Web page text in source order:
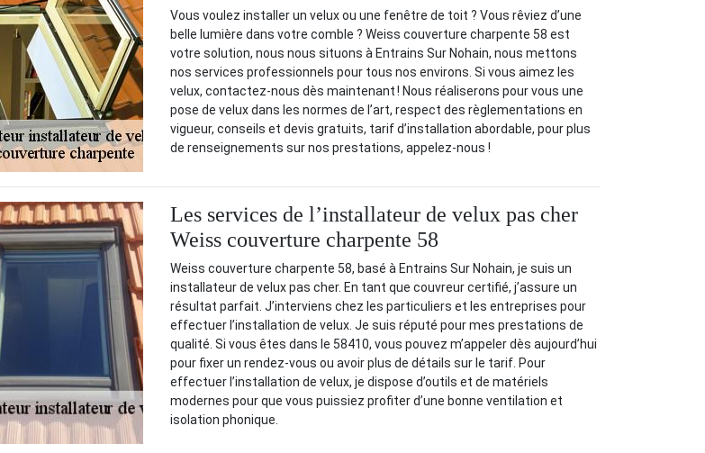
Vous voulez installer un velux ou une fenêtre de toit ? Vous rêviez d’une
belle lumière dans votre comble ? Weiss couverture charpente 58 est
votre solution, nous nous situons à Entrains Sur Nohain, nous mettons
nos services professionnels pour tous nos environs. Si vous aimez les
velux, contactez-nous dès maintenant ! Nous réaliserons pour vous une
pose de velux dans les normes de l’art, respect des règlementations en
vigueur, conseils et devis gratuits, tarif d’installation abordable, pour plus
de renseignements sur nos prestations, appelez-nous !
Les services de l’installateur de velux pas cher
Weiss couverture charpente 58
Weiss couverture charpente 58, basé à Entrains Sur Nohain, je suis un
installateur de velux pas cher. En tant que couvreur certifié, j’assure un
résultat parfait. J’interviens chez les particuliers et les entreprises pour
effectuer l’installation de velux. Je suis réputé pour mes prestations de
qualité. Si vous êtes dans le 58410, vous pouvez m’appeler dès aujourd’hui
pour fixer un rendez-vous ou avoir plus de détails sur le tarif. Pour
effectuer l’installation de velux, je dispose d’outils et de matériels
modernes pour que vous puissiez profiter d’une bonne ventilation et
isolation phonique.